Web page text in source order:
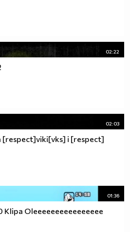
02:22
02:03
[respect]viki[vks] i [respect]
01:36
Klipa Oleeeeeeeeeeeeeeee